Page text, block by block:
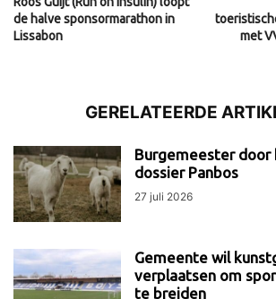
de halve sponsormarathon in
Lissabon
met
GERELATEERDE
Burgemeester door
dossier Panbos
27 juli 2026
Gemeente wil
verplaatsen om
te breiden